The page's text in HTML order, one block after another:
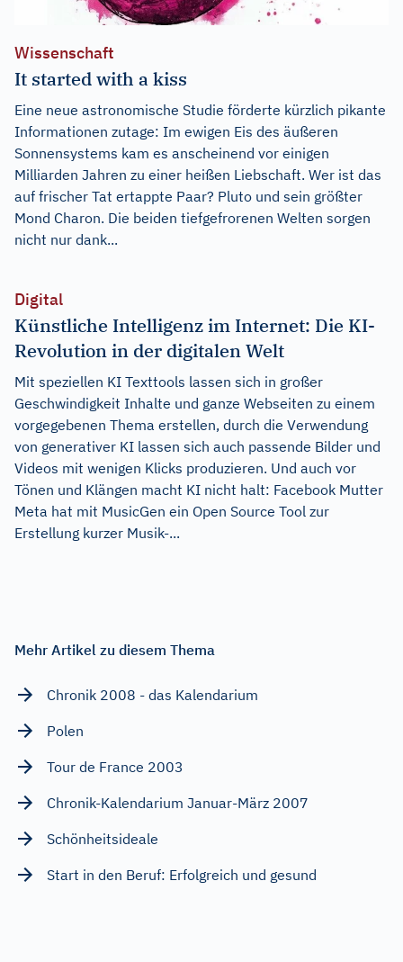
Wissenschaft
It started with a kiss
Eine neue astronomische Studie förderte kürzlich pikante
Informationen zutage: Im ewigen Eis des äußeren
Sonnensystems kam es anscheinend vor einigen
Milliarden Jahren zu einer heißen Liebschaft. Wer ist das
auf frischer Tat ertappte Paar? Pluto und sein größter
Mond Charon. Die beiden tiefgefrorenen Welten sorgen
nicht nur dank...
Digital
Künstliche Intelligenz im Internet: Die KI-
Revolution in der digitalen Welt
Mit speziellen KI Texttools lassen sich in großer
Geschwindigkeit Inhalte und ganze Webseiten zu einem
vorgegebenen Thema erstellen, durch die Verwendung
von generativer KI lassen sich auch passende Bilder und
Videos mit wenigen Klicks produzieren. Und auch vor
Tönen und Klängen macht KI nicht halt: Facebook Mutter
Meta hat mit MusicGen ein Open Source Tool zur
Erstellung kurzer Musik-...
Mehr Artikel zu diesem Thema
Chronik 2008 - das Kalendarium
Polen
Tour de France 2003
Chronik-Kalendarium Januar-März 2007
Schönheitsideale
Start in den Beruf: Erfolgreich und gesund